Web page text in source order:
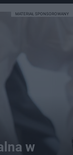
w
MATERIAŁ SPONSOROWANY